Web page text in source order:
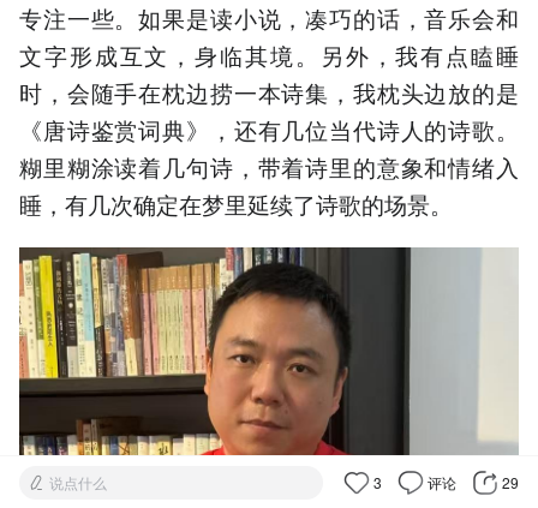
专注一些。如果是读小说，凑巧的话，音乐会和
文字形成互文，身临其境。另外，我有点瞌睡
时，会随手在枕边捞一本诗集，我枕头边放的是
《唐诗鉴赏词典》，还有几位当代诗人的诗歌。
糊里糊涂读着几句诗，带着诗里的意象和情绪入
睡，有几次确定在梦里延续了诗歌的场景。
说点什么 3 评论 29